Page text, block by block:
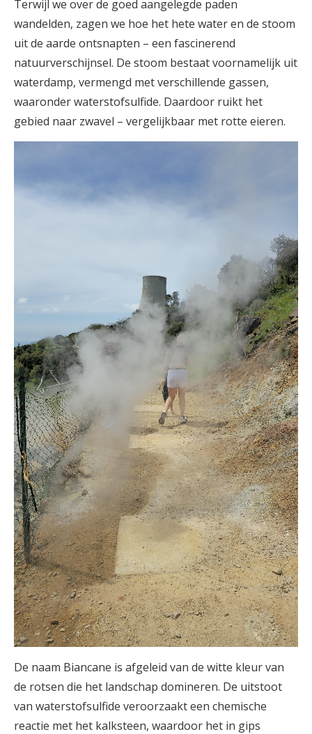
Terwijl we over de goed aangelegde paden
wandelden, zagen we hoe het hete water en de stoom
uit de aarde ontsnapten – een fascinerend
natuurverschijnsel. De stoom bestaat voornamelijk uit
waterdamp, vermengd met verschillende gassen,
waaronder waterstofsulfide. Daardoor ruikt het
gebied naar zwavel – vergelijkbaar met rotte eieren.
De naam Biancane is afgeleid van de witte kleur van
de rotsen die het landschap domineren. De uitstoot
van waterstofsulfide veroorzaakt een chemische
reactie met het kalksteen, waardoor het in gips